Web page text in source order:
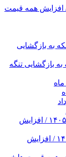
طلا و سکه امروز پنجشنبه 15مرداد 1405/ افزایش همه قیمت
بازگشایی تنگه
قیمت جدید دلار و یورو امروز شنبه ۱۰ مرداد ۱۴۰۵ / افزایش